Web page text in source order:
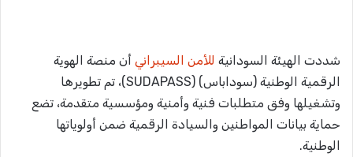
شددت الهيئة السودانية للأمن السيبراني أن منصة الهوية
الرقمية الوطنية (سوداباس) (SUDAPASS)، تم تطويرها
وتشغيلها وفق متطلبات فنية وأمنية ومؤسسية متقدمة، تضع
حماية بيانات المواطنين والسيادة الرقمية ضمن أولوياتها
الوطنية.